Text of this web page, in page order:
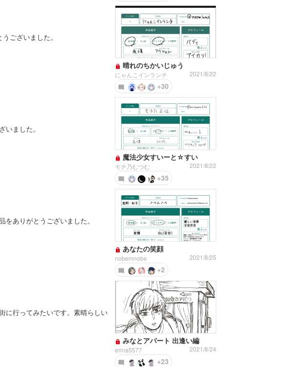
ございました。
晴れのちかいじゅう
にゃんこインランチ 2021/8/22
+30
ました。
魔法少女すいーと☆すい
モチ乃むつむ 2021/8/22
+35
ありがとうございました。
あなたの笑顔
nobemnobe 2021/8/25
+2
に行ってみたいです。素晴らしい
みなとアパート 出逢い編
erina5577 2021/8/24
+23